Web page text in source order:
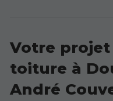
Votre
toiture à
André